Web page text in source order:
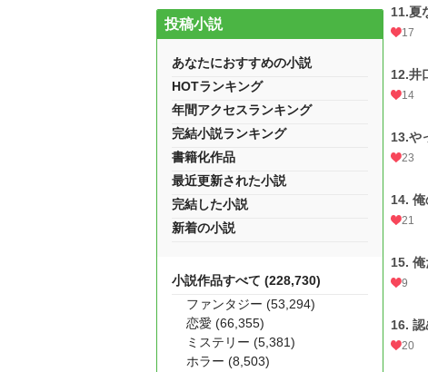
11.夏
17
12.井
14
13.や
23
14.
21
15.
9
16.
20
投稿小説
あなたにおすすめの小説
HOTランキング
年間アクセスランキング
完結小説ランキング
書籍化作品
最近更新された小説
完結した小説
新着の小説
小説作品すべて (228,730)
ファンタジー (53,294)
恋愛 (66,355)
ミステリー (5,381)
ホラー (8,503)